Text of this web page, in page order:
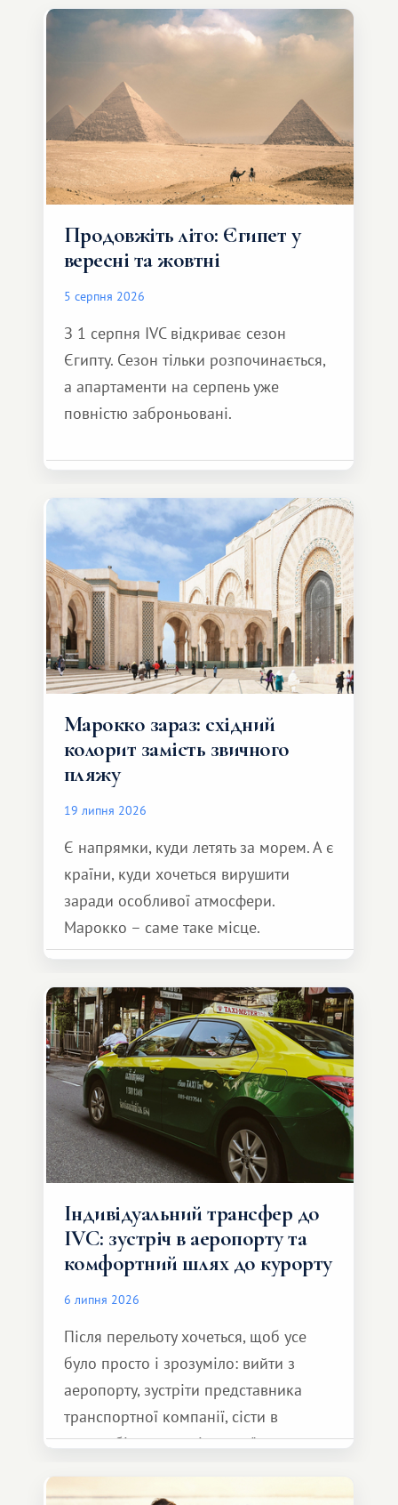
Продовжіть літо: Єгипет у
вересні та жовтні
5 серпня 2026
З 1 серпня IVC відкриває сезон
Єгипту. Сезон тільки розпочинається,
а апартаменти на серпень уже
повністю заброньовані.
Марокко зараз: східний
колорит замість звичного
пляжу
19 липня 2026
Є напрямки, куди летять за морем. А є
країни, куди хочеться вирушити
заради особливої ​​атмосфери.
Марокко – саме таке місце.
Індивідуальний трансфер до
IVC: зустріч в аеропорту та
комфортний шлях до курорту
6 липня 2026
Після перельоту хочеться, щоб усе
було просто і зрозуміло: вийти з
аеропорту, зустріти представника
транспортної компанії, сісти в
автомобіль та спокійно доїхати до